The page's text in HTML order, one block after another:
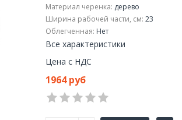
Материал черенка: дерево
Ширина рабочей части, см: 23
Облегченная: Нет
Все характеристики
Цена с НДС
1964 руб